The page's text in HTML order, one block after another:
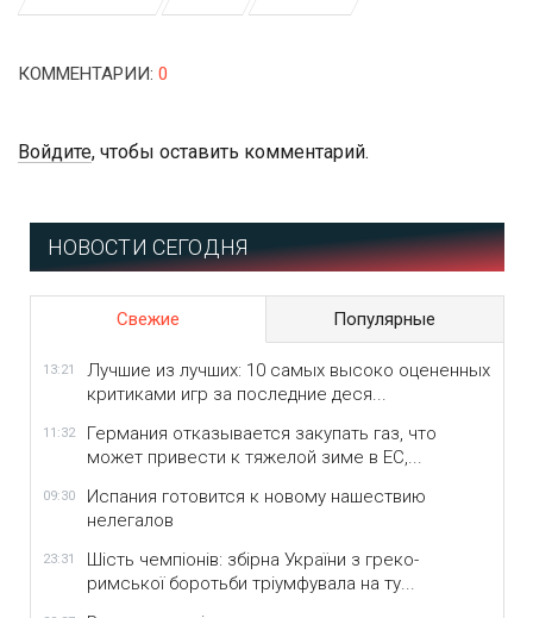
КОММЕНТАРИИ: 0
Войдите, чтобы оставить комментарий.
НОВОСТИ СЕГОДНЯ
Свежие Популярные
13:21
Лучшие из лучших: 10 самых высоко оцененных
критиками игр за последние деся...
11:32
Германия отказывается закупать газ, что
может привести к тяжелой зиме в ЕС,...
09:30
Испания готовится к новому нашествию
нелегалов
23:31
Шість чемпіонів: збірна України з греко-
римської боротьби тріумфувала на ту...